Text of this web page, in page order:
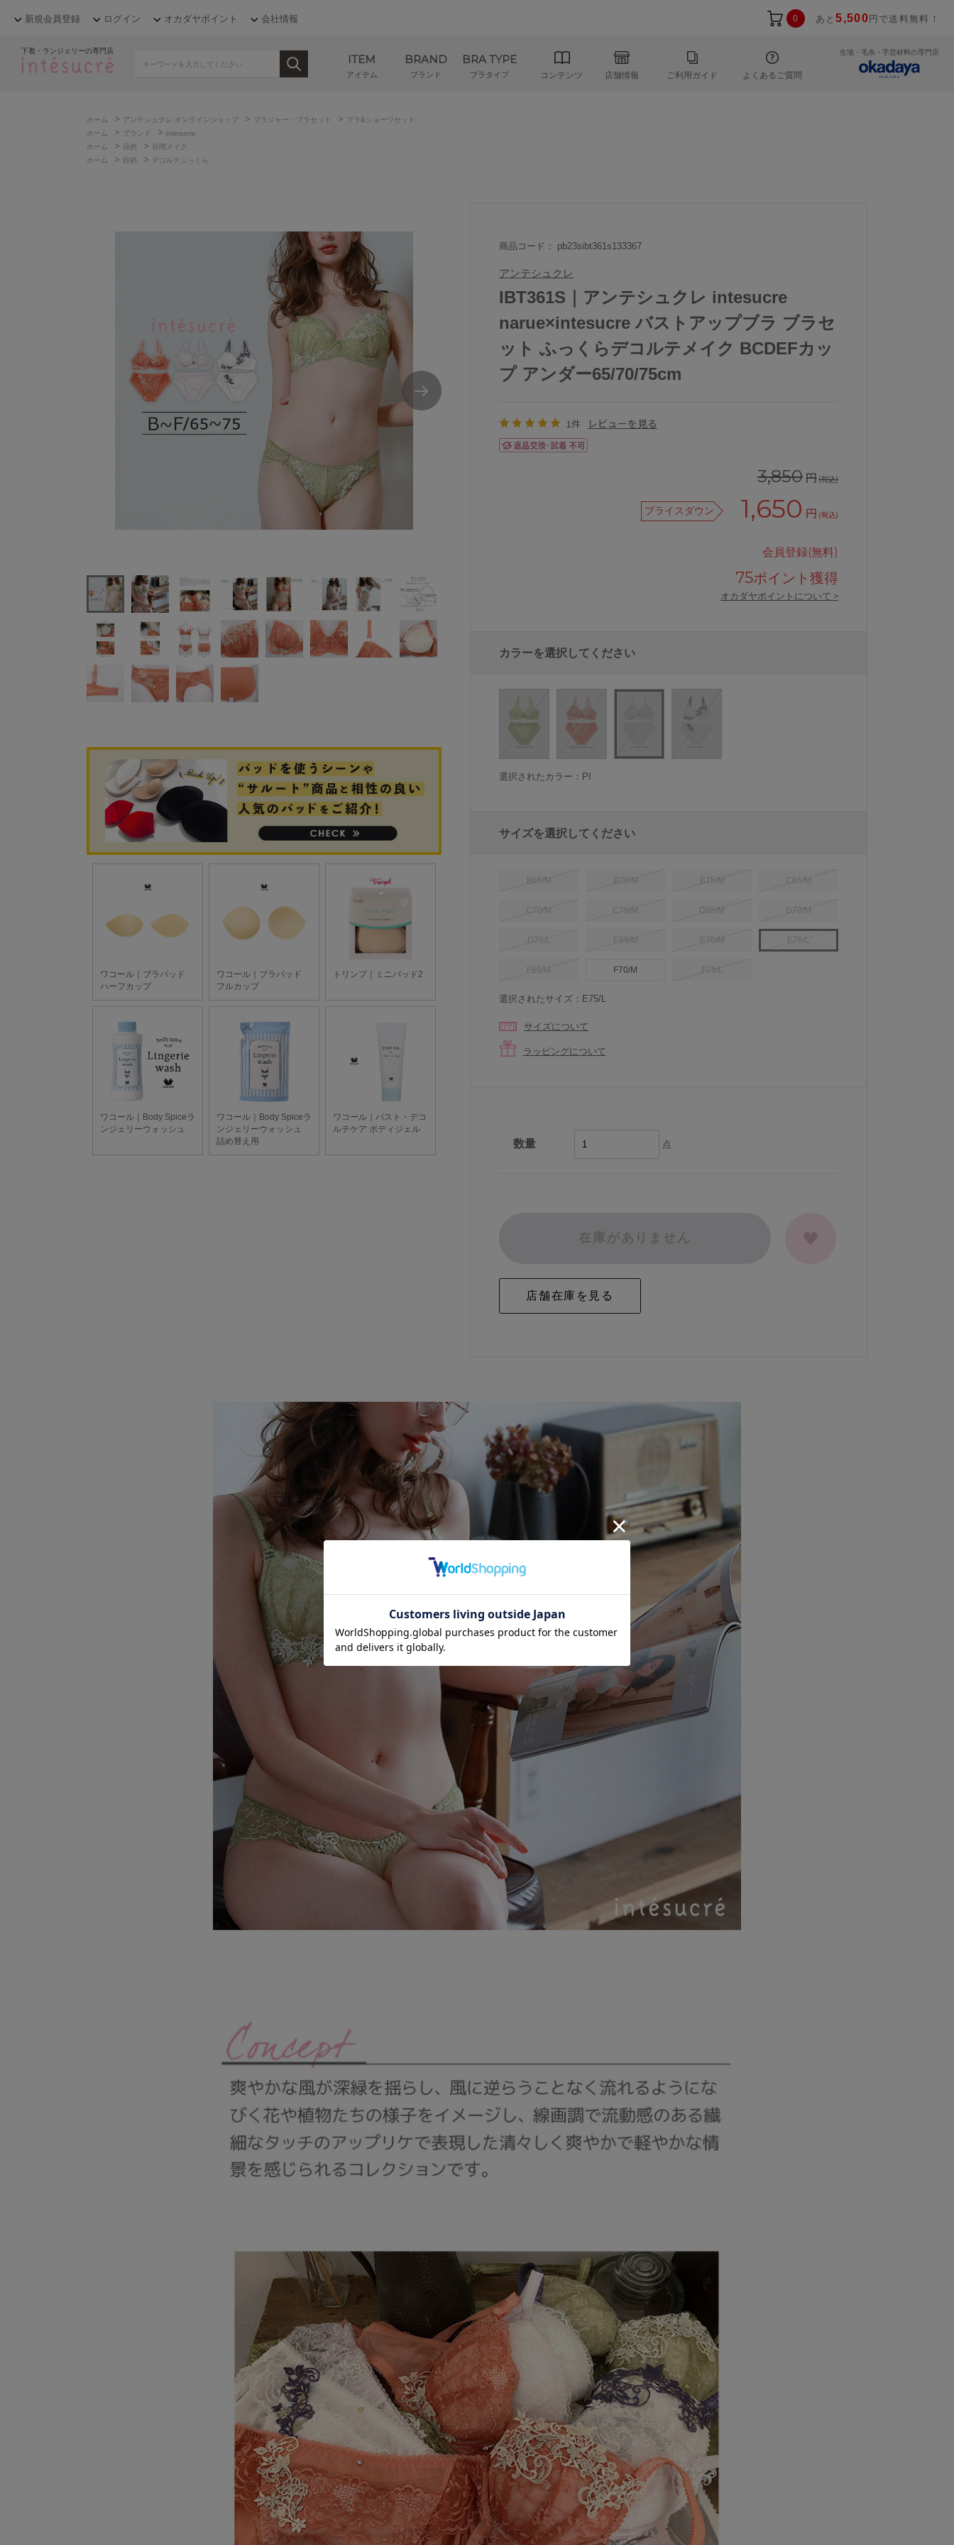
新規会員登録 ログイン オカダヤポイント 会社情報 0 あと5,500 円で送料無料！
下着・ランジェリーの専門店
ITEM
アイテム
BRAND
ブランド
BRA TYPE
ブラタイプ コンテンツ 店舗情報 ご利用ガイド よくあるご質問
生地・毛糸・手芸材料の専門店
ホーム > アンテシュクレ オンラインショップ > ブラジャー・ブラセット > ブラ&ショーツセット
ホーム
> ブランド > intesucre
ホーム
> 目的 > 谷間メイク
ホーム
> 目的 > デコルテふっくら
商品コード： pb23sibt361s133367
アンテシュクレ
IBT361S｜アンテシュクレ intesucre
narue×intesucre バストアップブラ ブラセ
ット ふっくらデコルテメイク BCDEFカッ
プ アンダー65/70/75cm
1件 レビューを見る
3,850円(税込)
プライスダウン 1,650 円 (税込)
会員登録(無料)
75ポイント獲得
オカダヤポイントについて >
カラーを選択してください
選択されたカラー：PI
サイズを選択してください
B65/M B70/M B75/M C65/M
C70/M C75/M D65/M D70/M
D75/L E65/M E70/M E75/L
F65/M F70/M F75/L
選択されたサイズ：E75/L
サイズについて
ラッピングについて
数量 点
在庫がありません